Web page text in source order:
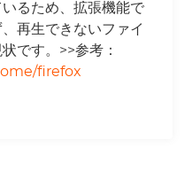
るため、拡張機能で
再生できないファイ
です。>>参考：
firefox